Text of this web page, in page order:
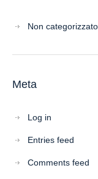
Non categorizzato
Meta
Log in
Entries feed
Comments feed